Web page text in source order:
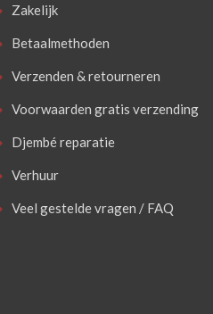
Zakelijk
Betaalmethoden
Verzenden & retourneren
Voorwaarden gratis verzending
Djembé reparatie
Verhuur
Veel gestelde vragen / FAQ